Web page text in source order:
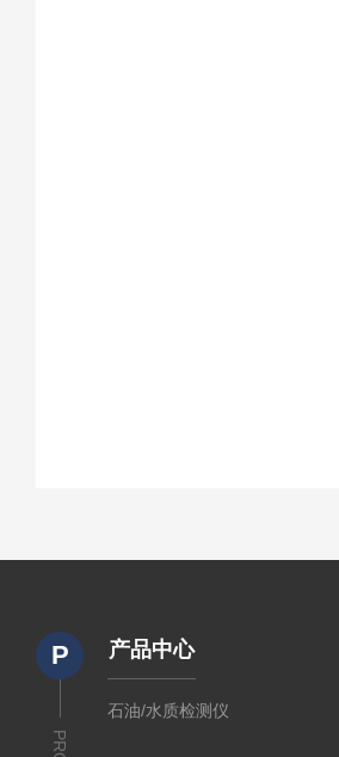
P 产品中心
石油/水质检测仪